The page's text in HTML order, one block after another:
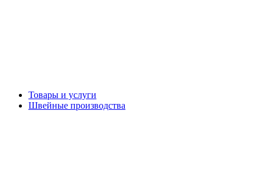
Товары и услуги
Швейные производства